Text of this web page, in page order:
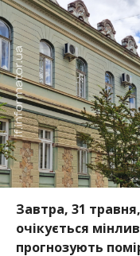
Завтра, 31
очікується
прогнозують